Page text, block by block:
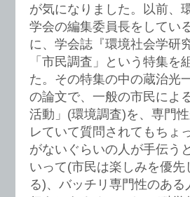
が気になりました。以前、
学会の編集委員長をしてい
に、学会誌『環境社会学研
「市民調査」という特集を
た。その特集の中の蔵治光
の論文で、一般の市民によ
活動」(環境調査)を、専門
レていて質問されてもちょ
がないぐらいの人が手伝う
いって(市民は楽しみを優先
る)、バッチリ専門性のある